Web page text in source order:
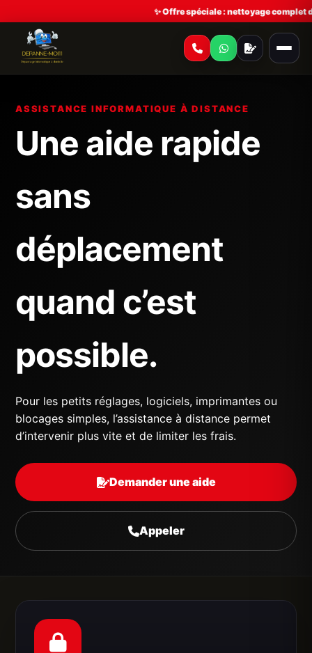
✨ Offre spéciale : nettoyage complet
ASSISTANCE INFORMATIQUE À DISTANCE
Une aide rapide
sans
déplacement
quand c’est
possible.
Pour les petits réglages, logiciels, imprimantes ou
blocages simples, l’assistance à distance permet
d’intervenir plus vite et de limiter les frais.
Demander une aide
Appeler